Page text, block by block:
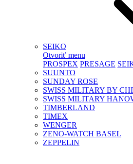
SEIKO
Otvoriť menu
PROSPEX PRESAGE
SUUNTO
SUNDAY ROSE
SWISS MILITARY BY
SWISS MILITARY
TIMBERLAND
TIMEX
WENGER
ZENO-WATCH BASEL
ZEPPELIN